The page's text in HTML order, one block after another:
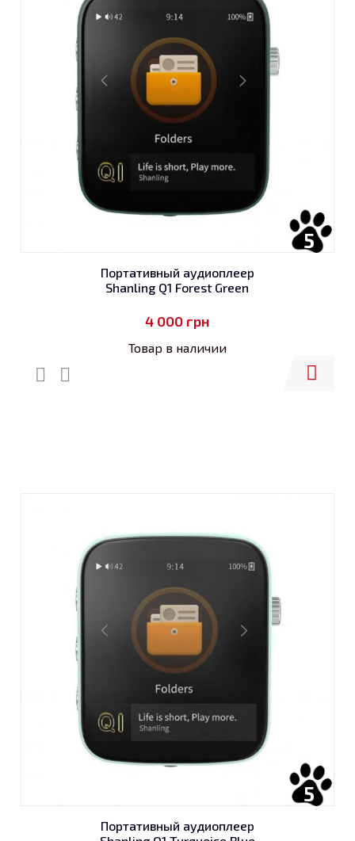
5
Портативный аудиоплеер
Shanling Q1 Forest Green
4 000 грн
Товар в наличии
5
Портативный аудиоплеер